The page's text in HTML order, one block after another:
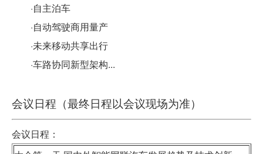
·自主泊车
·自动驾驶商用量产
·未来移动共享出行
·车路协同新型架构...
会议日程（最终日程以会议现场为准）
会议日程：